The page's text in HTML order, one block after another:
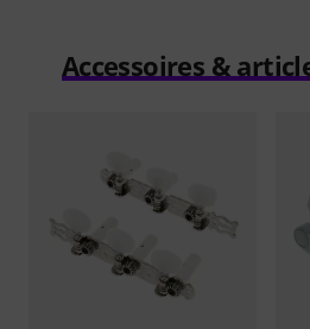
Accessoires &